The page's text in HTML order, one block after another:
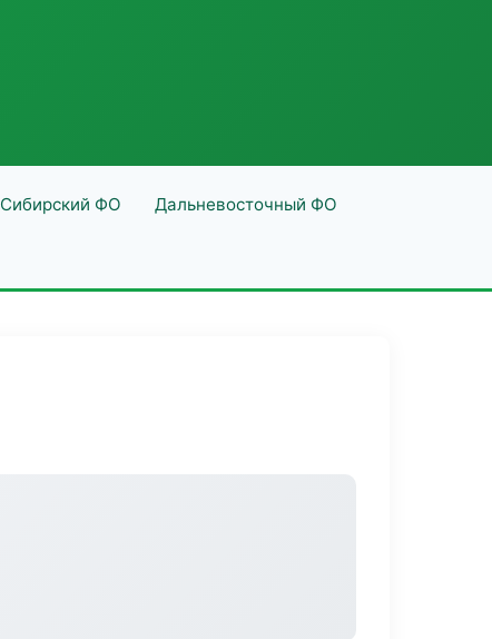
Сибирский ФО Дальневосточный ФО